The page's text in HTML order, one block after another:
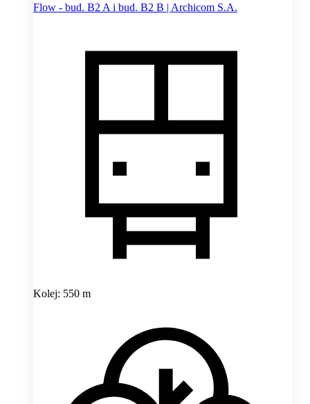
Flow - bud. B2 A i bud. B2 B | Archicom S.A.
Kolej: 550 m